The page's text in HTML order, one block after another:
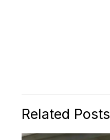
Related Posts